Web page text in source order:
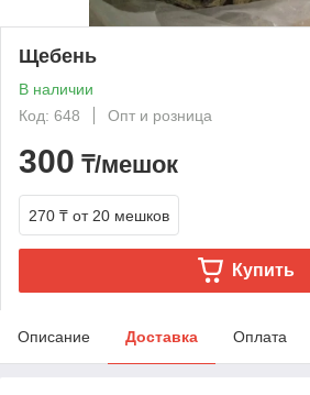
Щебень
В наличии
Код: 648
Опт и розница
300 ₸/мешок
270 ₸ от 20 мешков
Купить
Описание Доставка Оплата